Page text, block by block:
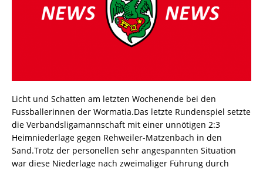
Licht und Schatten am letzten Wochenende bei den
Fussballerinnen der Wormatia.Das letzte Rundenspiel setzte
die Verbandsligamannschaft mit einer unnötigen 2:3
Heimniederlage gegen Rehweiler-Matzenbach in den
Sand.Trotz der personellen sehr angespannten Situation
war diese Niederlage nach zweimaliger Führung durch